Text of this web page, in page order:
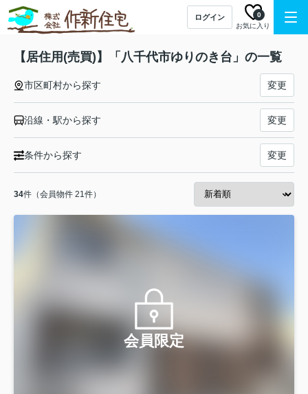
ログイン
お気に入り
0
【居住用(売買)】「八千代市ゆりのき台」の一覧
市区町村から探す 変更
沿線・駅から探す 変更
条件から探す 変更
34件（会員物件 21件）
会員限定